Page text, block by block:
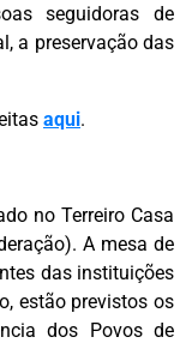
seguidoras de
a preservação das
aqui.
no Terreiro Casa
A mesa de
das instituições
estão previstos os
dos Povos de